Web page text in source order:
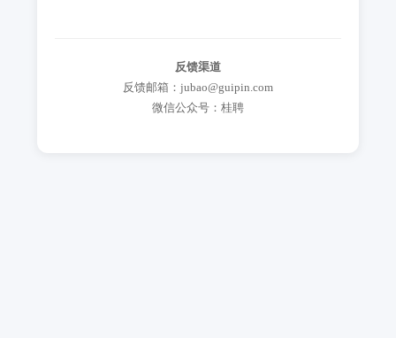
反馈渠道
反馈邮箱：jubao@guipin.com
微信公众号：桂聘